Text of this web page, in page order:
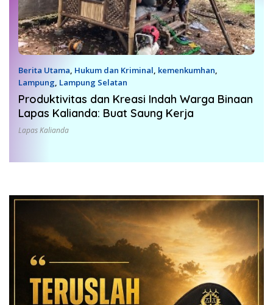
Berita Utama, Hukum dan Kriminal, kemenkumhan,
Lampung, Lampung Selatan
8 Maret 2022
Produktivitas dan Kreasi Indah Warga Binaan
Lapas Kalianda: Buat Saung Kerja
Lapas Kalianda